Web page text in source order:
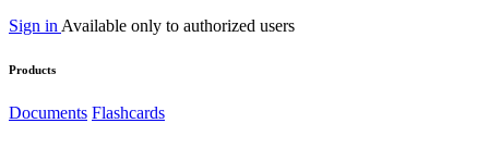
Sign in Available only to authorized users
Products
Documents Flashcards